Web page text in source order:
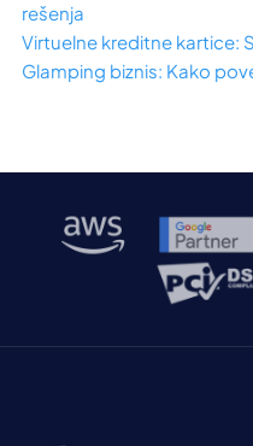
rešenja
Virtuelne kreditne kartice:
Glamping biznis: Kako